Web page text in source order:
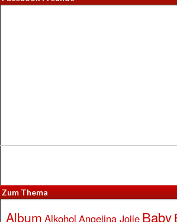
Zum Thema
Album Alkohol Angelina Jolie Baby